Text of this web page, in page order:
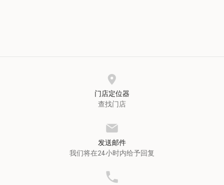
门店定位器
查找门店
发送邮件
我们将在24小时内给予回复